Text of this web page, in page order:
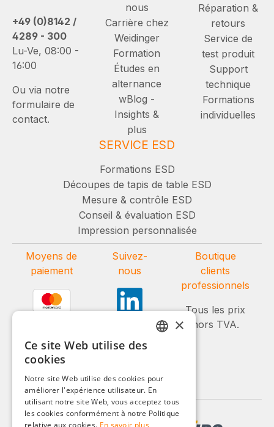
+49 (0)8142 /
4289 - 300
Lu-Ve, 08:00 -
16:00
Ou via notre
formulaire de
contact.
nous
Carrière chez
Weidinger
Formation
Études en
alternance
wBlog -
Insights &
plus
Réparation &
retours
Service de
test produit
Support
technique
Formations
individuelles
SERVICE ESD
Formations ESD
Découpes de tapis de table ESD
Mesure & contrôle ESD
Conseil & évaluation ESD
Impression personnalisée
Moyens de
paiement
Suivez-
nous
Boutique
clients
professionnels
Tous les prix
hors TVA.
ITALIAN
×
Ce site Web utilise des
cookies
Notre site Web utilise des cookies pour
améliorer l'expérience utilisateur. En
utilisant notre site Web, vous acceptez tous
les cookies conformément à notre Politique
relative aux cookies. En savoir plus